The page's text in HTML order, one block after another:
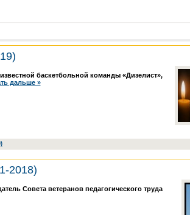
баскетбольной команды «Дизелист»,
дальше »
2018)
Совета ветеранов педагогического труда